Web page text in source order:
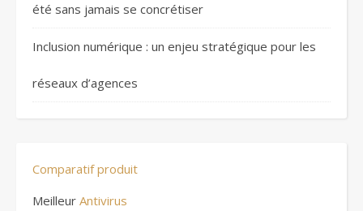
été sans jamais se concrétiser
Inclusion numérique : un enjeu stratégique pour les
réseaux d’agences
Comparatif produit
Meilleur Antivirus